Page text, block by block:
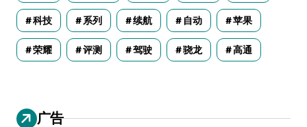
科技 系列 续航 自动 苹果
荣耀 评测 驾驶 骁龙 高通
广告